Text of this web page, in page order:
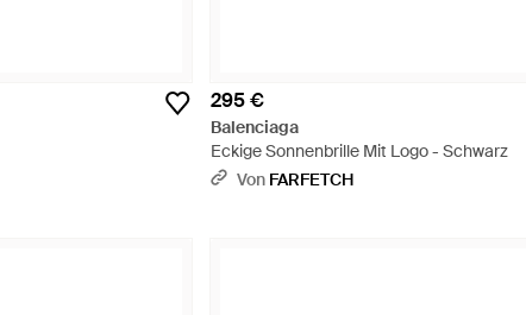
295 €
Balenciaga
Eckige Sonnenbrille Mit Logo - Schwarz
Von FARFETCH